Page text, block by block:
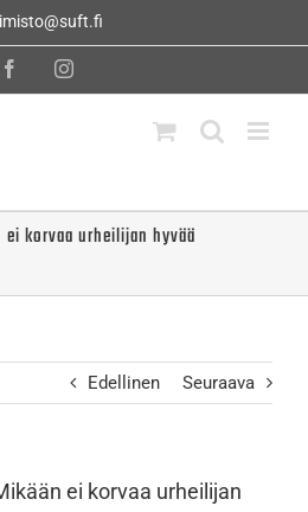
FacebookInstagram
ei korvaa urheilijan hyvää
Edellinen Seuraava
ei korvaa urheilijan